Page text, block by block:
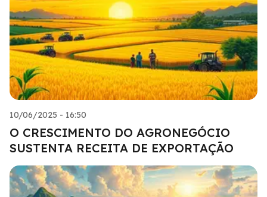
10/06/2025 - 16:50
O CRESCIMENTO DO AGRONEGÓCIO
SUSTENTA RECEITA DE EXPORTAÇÃO